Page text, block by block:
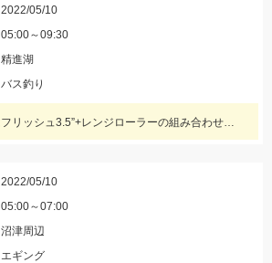
2022/05/10
05:00～09:30
精進湖
バス釣り
ヒットルアーはフリッシュ3.5”+レンジローラーの組み合わせとスーパースレッジでした！
2022/05/10
05:00～07:00
沼津周辺
エギング